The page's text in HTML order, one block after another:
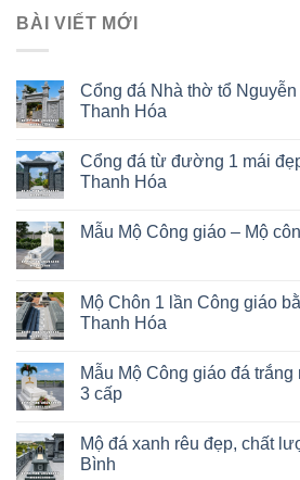
BÀI VIẾT MỚI
Cổng đá Nhà thờ tổ
Thanh Hóa
Cổng đá từ đường 1 mái
Thanh Hóa
Mẫu Mộ Công giáo – Mộ
Mộ Chôn 1 lần Công giáo
Thanh Hóa
Mẫu Mộ Công giáo đá
3 cấp
Mộ đá xanh rêu đẹp, chất
Bình